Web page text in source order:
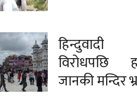
विरोधपछि
जानकी मन्दिर